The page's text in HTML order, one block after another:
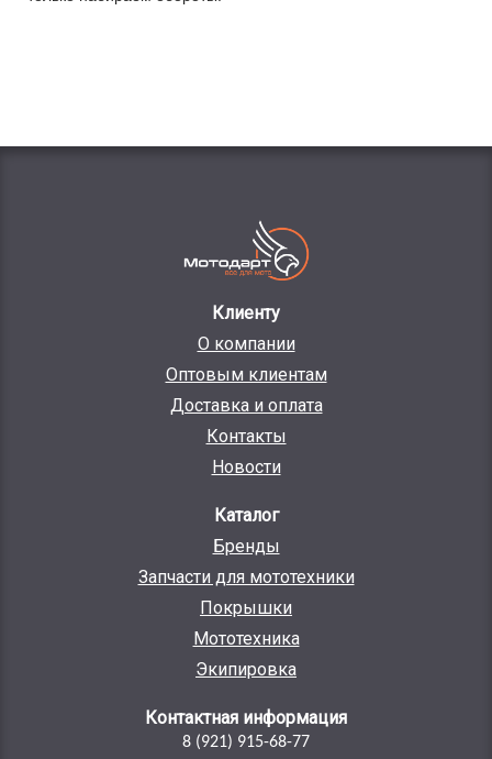
Клиенту
О компании
Оптовым клиентам
Доставка и оплата
Контакты
Новости
Каталог
Бренды
Запчасти для мототехники
Покрышки
Мототехника
Экипировка
Контактная информация
8 (921) 915-68-77